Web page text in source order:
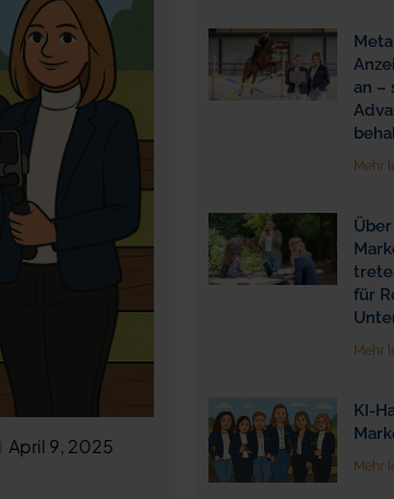
April 9, 2025
an –
Mehr
für
Mehr
KI-
Mehr